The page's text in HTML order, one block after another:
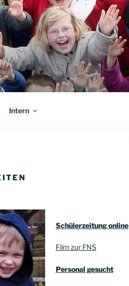
Intern
Schülerzeitung online
Film zur FNS
Personal gesucht